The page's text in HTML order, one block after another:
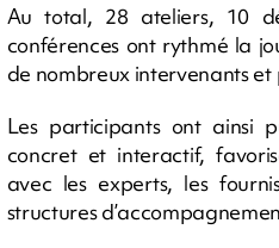
Au total, 28 ateliers, 10
conférences ont rythmé la
de nombreux intervenants
Les participants ont ainsi
concret et interactif,
avec les experts, les
structures